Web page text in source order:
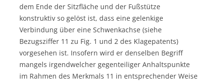
dem Ende der Sitzfläche und der Fußstütze
konstruktiv so gelöst ist, dass eine gelenkige
Verbindung über eine Schwenkachse (siehe
Bezugsziffer 11 zu Fig. 1 und 2 des Klagepatents)
vorgesehen ist. Insofern wird er denselben Begriff
mangels irgendwelcher gegenteiliger Anhaltspunkte
im Rahmen des Merkmals 11 in entsprechender Weise